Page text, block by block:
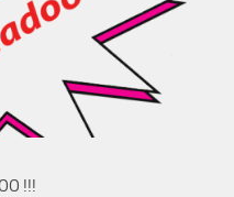
!!!